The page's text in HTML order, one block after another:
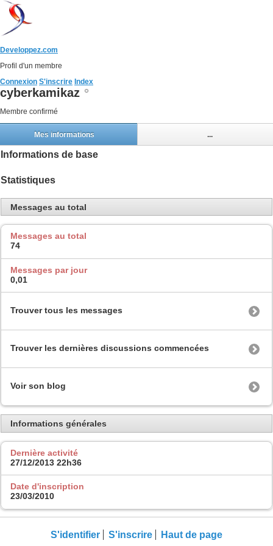
Developpez.com
Profil d'un membre
Connexion S'inscrire Index
cyberkamikaz
Membre confirmé
Mes informations ...
Informations de base
Statistiques
Messages au total
Messages au total
74
Messages par jour
0,01
Trouver tous les messages
Trouver les dernières discussions commencées
Voir son blog
Informations générales
Dernière activité
27/12/2013 22h36
Date d'inscription
23/03/2010
S'identifier S'inscrire Haut de page